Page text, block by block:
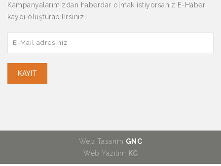
Kampanyalarımızdan haberdar olmak istiyorsanız E-Haber
kaydı oluşturabilirsiniz.
KAYIT
Web Tasarım GNC
Web Yazılım KC